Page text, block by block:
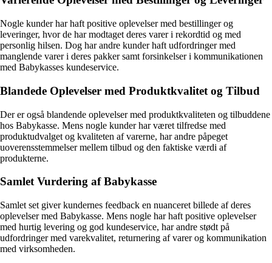
Nogle kunder har haft positive oplevelser med bestillinger og
leveringer, hvor de har modtaget deres varer i rekordtid og med
personlig hilsen. Dog har andre kunder haft udfordringer med
manglende varer i deres pakker samt forsinkelser i kommunikationen
med Babykasses kundeservice.
Blandede Oplevelser med Produktkvalitet og Tilbud
Der er også blandende oplevelser med produktkvaliteten og tilbuddene
hos Babykasse. Mens nogle kunder har været tilfredse med
produktudvalget og kvaliteten af varerne, har andre påpeget
uoverensstemmelser mellem tilbud og den faktiske værdi af
produkterne.
Samlet Vurdering af Babykasse
Samlet set giver kundernes feedback en nuanceret billede af deres
oplevelser med Babykasse. Mens nogle har haft positive oplevelser
med hurtig levering og god kundeservice, har andre stødt på
udfordringer med varekvalitet, returnering af varer og kommunikation
med virksomheden.